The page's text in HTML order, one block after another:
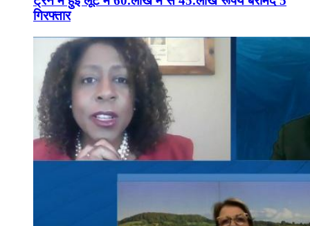
गिरफ्तार